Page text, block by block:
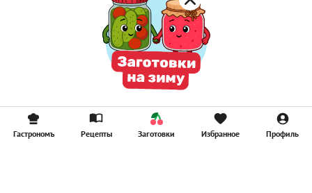
Гастрономъ Рецепты Заготовки Избранное Профиль